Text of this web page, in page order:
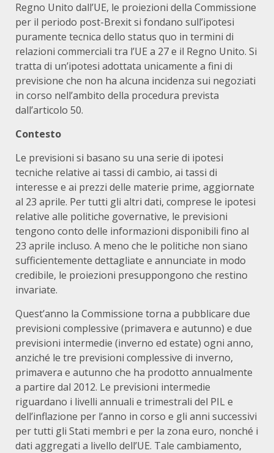
Regno Unito dall’UE, le proiezioni della Commissione
per il periodo post-Brexit si fondano sull’ipotesi
puramente tecnica dello status quo in termini di
relazioni commerciali tra l’UE a 27 e il Regno Unito. Si
tratta di un’ipotesi adottata unicamente a fini di
previsione che non ha alcuna incidenza sui negoziati
in corso nell’ambito della procedura prevista
dall’articolo 50.
Contesto
Le previsioni si basano su una serie di ipotesi
tecniche relative ai tassi di cambio, ai tassi di
interesse e ai prezzi delle materie prime, aggiornate
al 23 aprile. Per tutti gli altri dati, comprese le ipotesi
relative alle politiche governative, le previsioni
tengono conto delle informazioni disponibili fino al
23 aprile incluso. A meno che le politiche non siano
sufficientemente dettagliate e annunciate in modo
credibile, le proiezioni presuppongono che restino
invariate.
Quest’anno la Commissione torna a pubblicare due
previsioni complessive (primavera e autunno) e due
previsioni intermedie (inverno ed estate) ogni anno,
anziché le tre previsioni complessive di inverno,
primavera e autunno che ha prodotto annualmente
a partire dal 2012. Le previsioni intermedie
riguardano i livelli annuali e trimestrali del PIL e
dell’inflazione per l’anno in corso e gli anni successivi
per tutti gli Stati membri e per la zona euro, nonché i
dati aggregati a livello dell’UE. Tale cambiamento,